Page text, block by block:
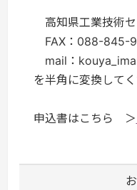
高知県工業技術
FAX：088-845-
mail：
を半角に変換してく
申込書はこちら ＞